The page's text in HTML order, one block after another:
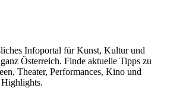
Infoportal für Kunst, Kultur und
Österreich. Finde aktuelle Tipps zu
Theater, Performances, Kino und